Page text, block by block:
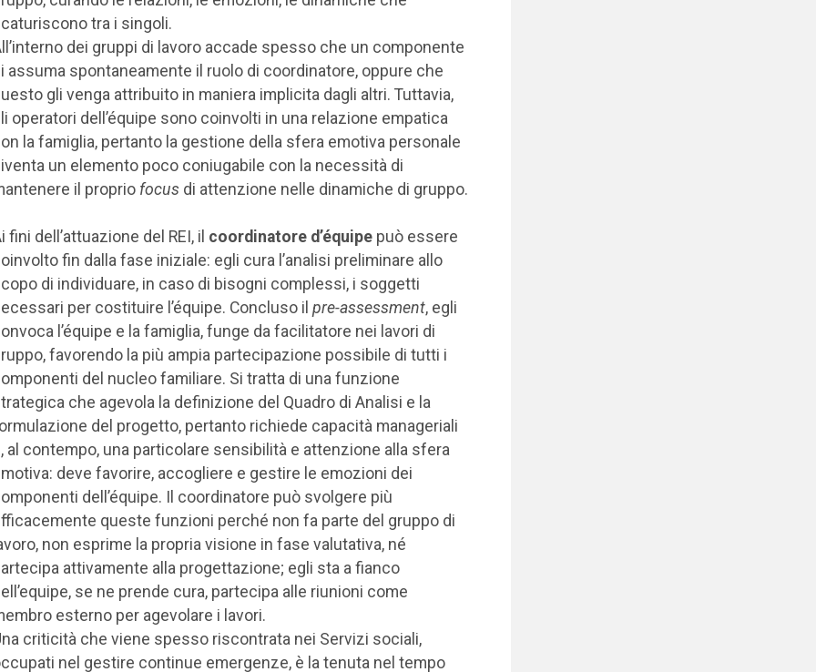
tra i singoli.
dei gruppi di lavoro accade spesso che un componente
assuma spontaneamente il ruolo di coordinatore, oppure che
gli venga attribuito in maniera implicita dagli altri. Tuttavia,
operatori dell’équipe sono coinvolti in una relazione empatica
la famiglia, pertanto la gestione della sfera emotiva personale
un elemento poco coniugabile con la necessità di
il proprio focus di attenzione nelle dinamiche di gruppo.
fini dell’attuazione del REI, il coordinatore d’équipepuò essere
fin dalla fase iniziale: egli cura l’analisi preliminare allo
di individuare, in caso di bisogni complessi, i soggetti
per costituire l’équipe. Concluso il pre-assessment, egli
l’équipe e la famiglia, funge da facilitatore nei lavori di
favorendo la più ampia partecipazione possibile di tutti i
del nucleo familiare. Si tratta di una funzione
che agevola la definizione del Quadro di Analisi e la
del progetto, pertanto richiede capacità manageriali
al contempo, una particolare sensibilità e attenzione alla sfera
deve favorire, accogliere e gestire le emozioni dei
dell’équipe. Il coordinatore può svolgere più
queste funzioni perché non fa parte del gruppo di
non esprime la propria visione in fase valutativa, né
attivamente alla progettazione; egli sta a fianco
se ne prende cura, partecipa alle riunioni come
esterno per agevolare i lavori.
criticità che viene spesso riscontrata nei Servizi sociali,
nel gestire continue emergenze, è la tenuta nel tempo